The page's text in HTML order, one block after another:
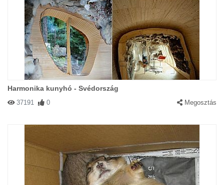
Harmonika kunyhó - Svédország
37191 0 Megosztás